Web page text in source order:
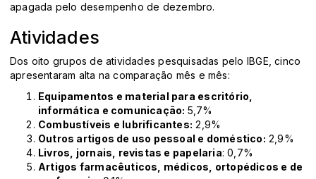
apagada pelo desempenho de dezembro.
Atividades
Dos oito grupos de atividades pesquisadas pelo IBGE, cinco
apresentaram alta na comparação mês e mês:
Equipamentos e material para escritório,
informática e comunicação: 5,7%
Combustíveis e lubrificantes: 2,9%
Outros artigos de uso pessoal e doméstico: 2,9%
Livros, jornais, revistas e papelaria: 0,7%
Artigos farmacêuticos, médicos, ortopédicos e de